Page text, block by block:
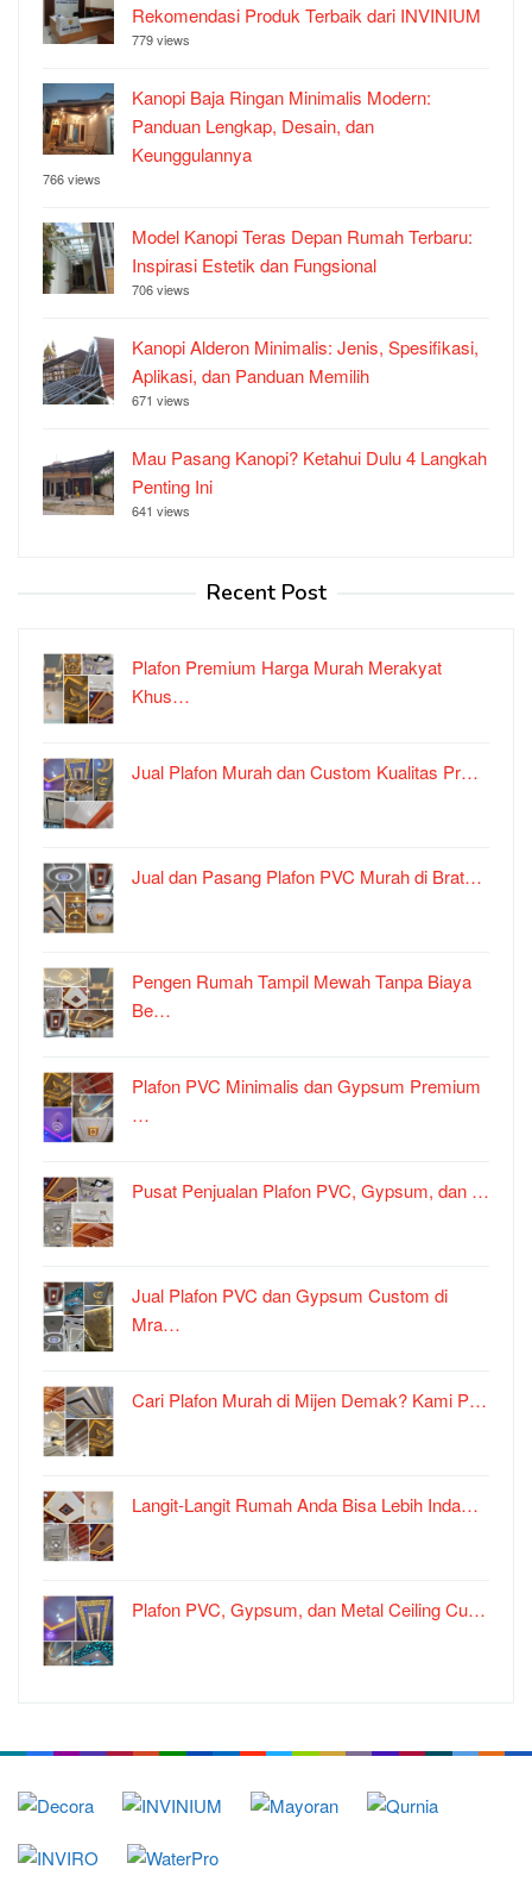
Rekomendasi Produk Terbaik dari INVINIUM
779 views
Kanopi Baja Ringan Minimalis Modern:
Panduan Lengkap, Desain, dan
Keunggulannya
766 views
Model Kanopi Teras Depan Rumah Terbaru:
Inspirasi Estetik dan Fungsional
706 views
Kanopi Alderon Minimalis: Jenis, Spesifikasi,
Aplikasi, dan Panduan Memilih
671 views
Mau Pasang Kanopi? Ketahui Dulu 4 Langkah
Penting Ini
641 views
Recent Post
Plafon Premium Harga Murah Merakyat
Khus…
Jual Plafon Murah dan Custom Kualitas Pr…
Jual dan Pasang Plafon PVC Murah di Brat…
Pengen Rumah Tampil Mewah Tanpa Biaya
Be…
Plafon PVC Minimalis dan Gypsum Premium
…
Pusat Penjualan Plafon PVC, Gypsum, dan …
Jual Plafon PVC dan Gypsum Custom di
Mra…
Cari Plafon Murah di Mijen Demak? Kami P…
Langit-Langit Rumah Anda Bisa Lebih Inda…
Plafon PVC, Gypsum, dan Metal Ceiling Cu…